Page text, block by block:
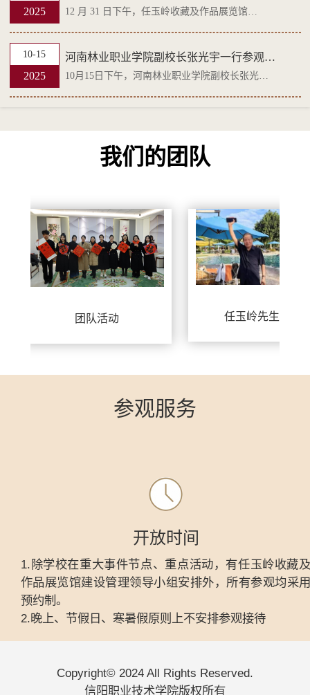
2025 12 月 31 日下午，任玉岭收藏及作品展览馆…
10-15
2025
河南林业职业学院副校长张光宇一行参观…
10月15日下午，河南林业职业学院副校长张光…
我们的团队
任玉岭先生照片 讲解
参观服务
开放时间
1.除学校在重大事件节点、重点活动，有任玉岭收藏及
作品展览馆建设管理领导小组安排外，所有参观均采用
预约制。
2.晚上、节假日、寒暑假原则上不安排参观接待
Copyright© 2024 All Rights Reserved.
信阳职业技术学院版权所有